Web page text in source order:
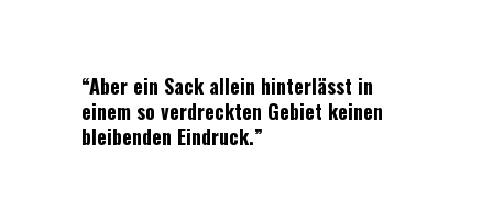
“Aber ein Sack allein hinterlässt in
einem so verdreckten Gebiet keinen
bleibenden Eindruck.”